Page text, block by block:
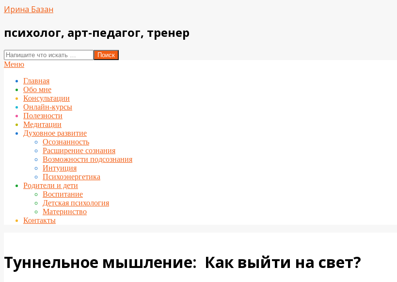
Перейти
Ирина Базан
психолог, арт-педагог, тренер
Поиск
Вторичное
навигации
Меню
Главная
Обо мне
Консультации
Онлайн-курсы
Полезности
Медитации
Духовное развитие
Осознанность
Расширение сознания
Возможности подсознания
Интуиция
Психоэнергетика
Родители и дети
Воспитание
Детская психология
Материнство
Контакты
Туннельное мышление: Как выйти на свет?